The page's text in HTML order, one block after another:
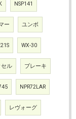
NSP141
ー ユンボ
WX-30
ル ブレーキ
NPR72LAR
レヴォーグ